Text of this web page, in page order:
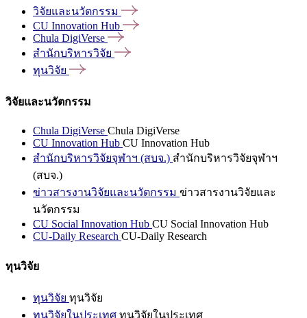
วิจัยและนวัตกรรม
CU Innovation Hub
Chula DigiVerse
สำนักบริหารวิจัย
ทุนวิจัย
วิจัยและนวัตกรรม
Chula DigiVerse Chula DigiVerse
CU Innovation Hub CU Innovation Hub
สำนักบริหารวิจัยจุฬาฯ (สบจ.) สำนักบริหารวิจัยจุฬาฯ
(สบจ.)
ข่าวสารงานวิจัยและนวัตกรรม ข่าวสารงานวิจัยและ
นวัตกรรม
CU Social Innovation Hub CU Social Innovation Hub
CU-Daily Research CU-Daily Research
ทุนวิจัย
ทุนวิจัย ทุนวิจัย
ทุนวิจัยในประเทศ ทุนวิจัยในประเทศ